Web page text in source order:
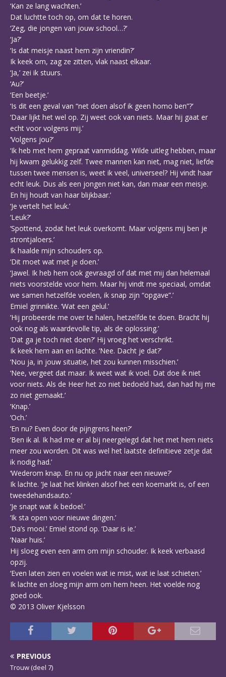
‘Kan ze lang wachten.’
Dat luchtte toch op, om dat te horen.
‘Zeg, die jongen van jouw school…?’
‘Ja?’
‘Is dat meisje naast hem zijn vriendin?’
Ik keek om, zag ze zitten, vlak naast elkaar.
‘Ja,’ zei ik stuurs.
‘Au?’
‘Een beetje.’
‘Is dit een geval van “net doen alsof ik geen homo ben”?’
‘Daar lijkt het wel op. Zij weet ook van niets. Maar hij gaat er
echt voor volgens mij.’
‘Volgens jou?’
‘Ik heb met hem gepraat vanmiddag. Wilde uitleg hebben, maar
hij kwam gelukkig zelf. Twee mannen kan niet, mag niet, liefde
tussen twee mensen is, weet ik veel, universeel? Hij vindt haar
echt leuk. Dus als een jongen niet kan, dan maar een meisje.
En hij houdt van haar blijkbaar.’
‘Je vertelt het leuk.’
‘Leuk?’
‘Spottend, zodat het leuk overkomt. Maar volgens mij ben je
strontjaloers.’
Ik haalde mijn schouders op.
‘Dit moet wat met je doen.’
‘Jawel. Ik heb hem ook gevraagd of dat met mij dan helemaal
niets voorstelde voor hem. Maar hij vindt me speciaal, omdat
we samen hetzelfde voelen, ik snap zijn “opgave”.’
Emiel grinnikte. ‘Wat een gelul.’
‘Hij probeerde me over te halen, hetzelfde te doen. Bracht hij
ook nog als waardevolle tip, als de oplossing.’
‘Dat ga je toch niet doen?’ Hij vroeg het verschrikt.
Ik keek hem aan en lachte. ‘Nee. Dacht je dat?’
‘Nou ja, in jouw situatie, het zou kunnen misschien.’
‘Nee, vergeet dat maar. Ik weet wat ik voel. Dat doe ik niet
voor niets. Als de Heer het zo niet bedoeld had, dan had hij me
zo niet gemaakt.’
‘Knap.’
‘Och.’
‘En nu? Even door de pijngrens heen?’
‘Ben ik al. Ik had me er al bij neergelegd dat het met hem niets
meer zou worden. Dit was wel het laatste definitieve zetje dat
ik nodig had.’
‘Wederom knap. En nu op jacht naar een nieuwe?’
Ik lachte. ‘Je laat het klinken alsof het een koemarkt is, of een
tweedehandsauto.’
‘Je snapt wat ik bedoel.’
‘Ik sta open voor nieuwe dingen.’
‘Da’s mooi.’ Emiel stond op. ‘Daar is ie.’
‘Naar huis.’
Hij sloeg even een arm om mijn schouder. Ik keek verbaasd
opzij.
‘Even laten zien en voelen wat ie mist, wat ie laat schieten.’
Ik lachte en sloeg mijn arm om hem heen. Het voelde nog
goed ook.
© 2013 Oliver Kjelsson
PREVIOUS
Trouw (deel 7)